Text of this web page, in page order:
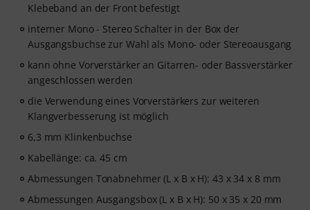
Klebeband an der Front befestigt
interner Mono - Stereo Schalter in der Box der
Ausgangsbuchse zur Wahl als Mono- oder Stereoausgang
kann ohne Vorverstärker an Gitarren- oder Bassverstärker
angeschlossen werden
die Verwendung eines Vorverstärkers zur weiteren
Klangverbesserung ist möglich
6,3 mm Klinkenbuchse
Kabellänge: ca. 45 cm
Abmessungen Tonabnehmer (L x B x H): 43 x 34 x 8 mm
Abmessungen Ausgangsbox (L x B x H): 50 x 35 x 20 mm